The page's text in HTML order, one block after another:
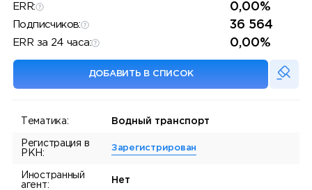
ERR: 0,00%
Подписчиков: 36 564
ERR за 24 часа: 0,00%
ДОБАВИТЬ В СПИСОК
Тематика: Водный транспорт
Регистрация в
РКН:
Зарегистрирован
Иностранный
агент:
Нет